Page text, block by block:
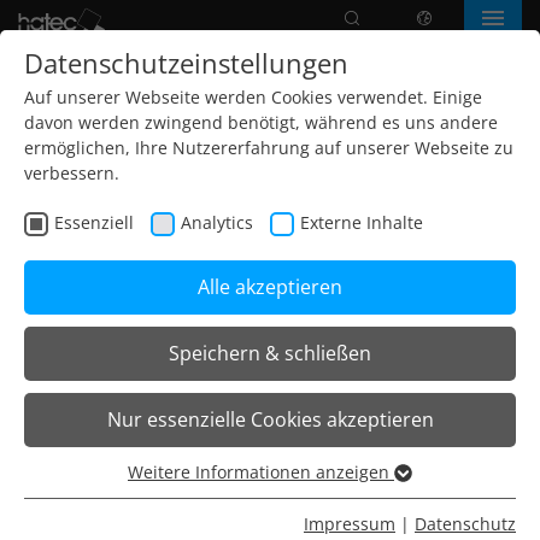
Sprache
Suche
Home
R-T7 Wandleuchte – asymmetrisch
R-T7 Wandleuchte –
Datenschutzeinstellungen
Auf unserer Webseite werden Cookies verwendet. Einige
davon werden zwingend benötigt, während es uns andere
ermöglichen, Ihre Nutzererfahrung auf unserer Webseite zu
verbessern.
Essenziell Analytics Externe Inhalte
Alle akzeptieren
Speichern & schließen
Nur essenzielle Cookies akzeptieren
Essenziell
Essenzielle Cookies werden für grundlegende Funktionen
Weitere Informationen anzeigen
Impressum | Datenschutz